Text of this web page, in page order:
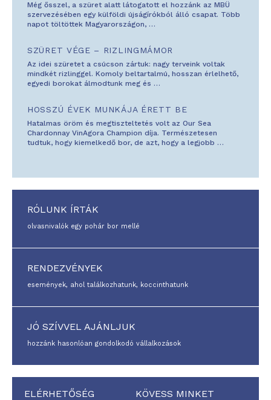
Még ősszel, a szüret alatt látogatott el hozzánk az MBÜ
szervezésében egy külföldi újságírókból álló csapat. Több
napot töltöttek Magyarországon, …
SZÜRET VÉGE – RIZLINGMÁMOR
Az idei szüretet a csúcson zártuk: nagy terveink voltak
mindkét rizlinggel. Komoly beltartalmú, hosszan érlelhető,
egyedi borokat álmodtunk meg és …
HOSSZÚ ÉVEK MUNKÁJA ÉRETT BE
Hatalmas öröm és megtiszteltetés volt az Our Sea
Chardonnay VinAgora Champion díja. Természetesen
tudtuk, hogy kiemelkedő bor, de azt, hogy a legjobb …
RÓLUNK ÍRTÁK
olvasnivalók egy pohár bor mellé
RENDEZVÉNYEK
események, ahol találkozhatunk, koccinthatunk
JÓ SZÍVVEL AJÁNLJUK
hozzánk hasonlóan gondolkodó vállalkozások
ELÉRHETŐSÉG KÖVESS MINKET